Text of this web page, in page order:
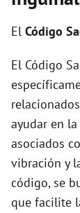
El Código
El Código
ayudar en
asociados
vibración y
código, se
que facilite